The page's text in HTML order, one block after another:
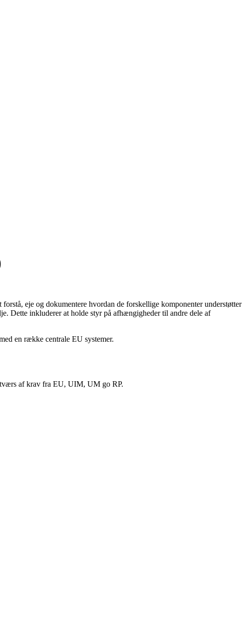
eje og dokumentere hvordan de forskellige komponenter understøtter
Dette inkluderer at holde styr på afhængigheder til andre dele af
en række centrale EU systemer.
tværs af krav fra EU, UIM, UM go RP.